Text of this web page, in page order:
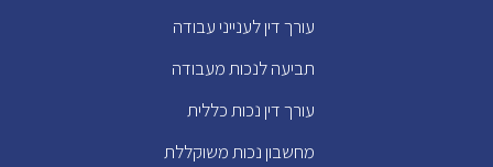
עורך דין לענייני עבודה
תביעה לנכות מעבודה
עורך דין נכות כללית
מחשבון נכות משוקללת